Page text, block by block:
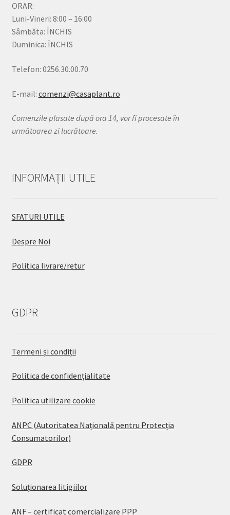
ORAR:
Luni-Vineri: 8:00 – 16:00
Sâmbăta: ÎNCHIS
Duminica: ÎNCHIS
Telefon: 0256.30.00.70
E-mail: comenzi@casaplant.ro
Comenzile plasate după ora 14, vor fi procesate în
următoarea zi lucrătoare.
INFORMAȚII UTILE
SFATURI UTILE
Despre Noi
Politica livrare/retur
GDPR
Termeni și condiții
Politica de confidențialitate
Politica utilizare cookie
ANPC (Autoritatea Națională pentru Protecția
Consumatorilor)
GDPR
Soluționarea litigiilor
ANF – certificat comercializare PPP